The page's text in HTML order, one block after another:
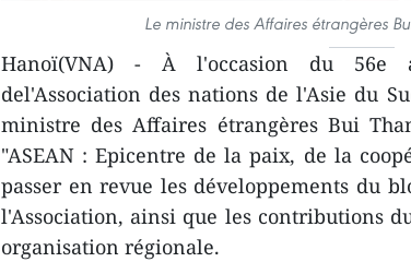
Le ministre des Affaires étrangères
Hanoï(VNA) - À l'occasion du 56e
del'Association des nations de l'Asie du
ministre des Affaires étrangères Bui
"ASEAN : Epicentre de la paix, de la
passer en revue les développements du
l'Association, ainsi que les contributions
organisation régionale.